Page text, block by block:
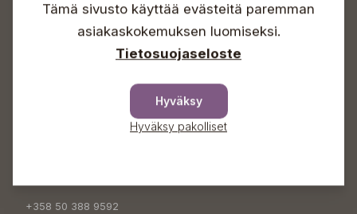
Info & vaihde
+358 50 388 9592
+358 50 388 9592
Tämä sivusto käyttää evästeitä paremman
asiakaskokemuksen luomiseksi.
Tietosuojaseloste
Hyväksy
Hyväksy pakolliset